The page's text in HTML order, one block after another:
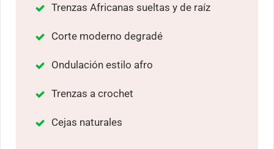
Trenzas Africanas sueltas y de raíz
Corte moderno degradé
Ondulación estilo afro
Trenzas a crochet
Cejas naturales